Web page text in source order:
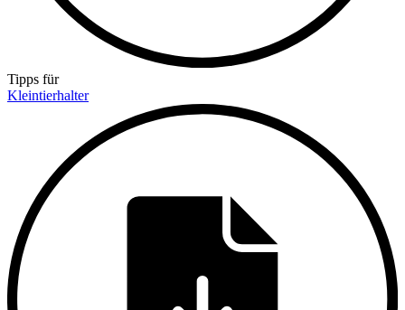
Tipps für
Kleintierhalter